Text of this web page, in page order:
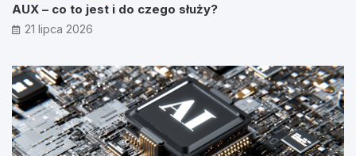
AUX – co to jest i do czego służy?
21 lipca 2026